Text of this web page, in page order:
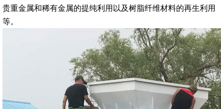
贵重金属和稀有金属的提纯利用以及树脂纤维材料的再生利用
等。